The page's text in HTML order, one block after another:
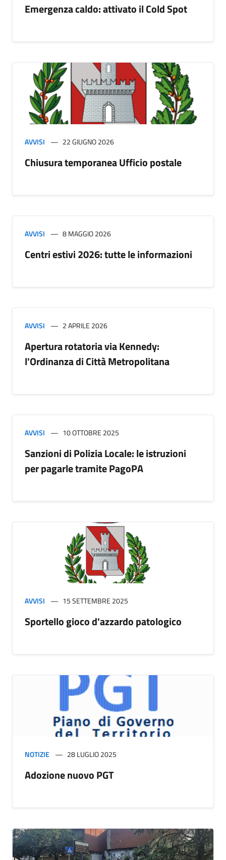
Emergenza caldo: attivato il Cold Spot
AVVISI 22 GIUGNO 2026
Chiusura temporanea Ufficio postale
AVVISI 8 MAGGIO 2026
Centri estivi 2026: tutte le informazioni
AVVISI 2 APRILE 2026
Apertura rotatoria via Kennedy:
l'Ordinanza di Città Metropolitana
AVVISI 10 OTTOBRE 2025
Sanzioni di Polizia Locale: le istruzioni
per pagarle tramite PagoPA
AVVISI 15 SETTEMBRE 2025
Sportello gioco d'azzardo patologico
NOTIZIE 28 LUGLIO 2025
Adozione nuovo PGT